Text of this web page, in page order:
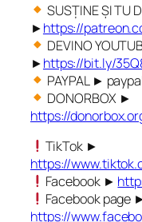
SUSȚINE ȘI TU
►https://
DEVINO
►https://bit.ly/
PAYPAL ►
DONORBOX ►
https://
TikTok ►
https://
Facebook ►
Facebook page
https://